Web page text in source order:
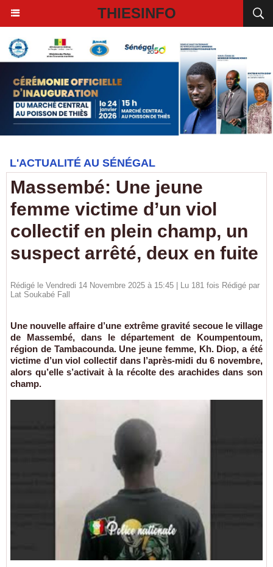
THIESINFO
L'ACTUALITÉ AU SÉNÉGAL
Massembé: Une jeune
femme victime d’un viol
collectif en plein champ, un
suspect arrêté, deux en fuite
Rédigé le Vendredi 14 Novembre 2025 à 15:45 | Lu 181 fois Rédigé par
Lat Soukabé Fall
Une nouvelle affaire d’une extrême gravité secoue le village
de Massembé, dans le département de Koumpentoum,
région de Tambacounda. Une jeune femme, Kh. Diop, a été
victime d’un viol collectif dans l’après-midi du 6 novembre,
alors qu’elle s’activait à la récolte des arachides dans son
champ.